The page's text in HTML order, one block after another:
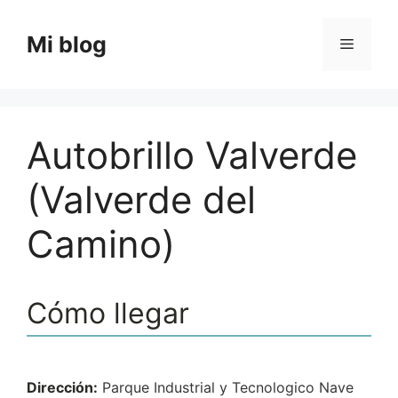
contenido
Mi blog Menú
Autobrillo Valverde
(Valverde del
Camino)
Cómo llegar
Dirección: Parque Industrial y Tecnologico Nave